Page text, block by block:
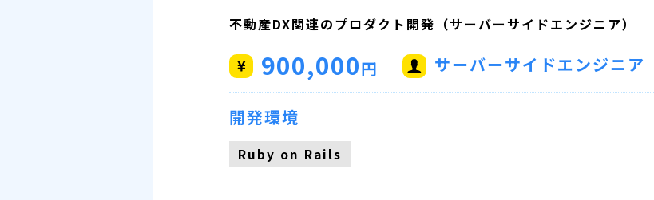
不動産DX関連のプロダクト開発（サーバーサイドエンジニア）
900,000円 サーバーサイドエンジニア
開発環境
Ruby on Rails